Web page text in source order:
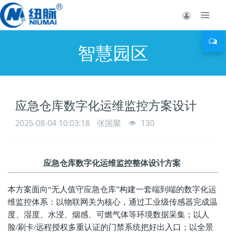
智慧园区
应急仓库数字化运维监控方案设计
2025-08-04 10:03:18 张国聚 130
应急仓库数字化运维监控整体设计方案
本方案面向“无人值守应急仓库”构建一套端到端的数字化运
维监控体系：以物联网关为核心，通过工业级传感器完成温
度、湿度、水浸、烟感、可燃气体等环境数据采集；以人
脸/刷卡/远程授权多重认证的门禁系统把好出入口；以全景